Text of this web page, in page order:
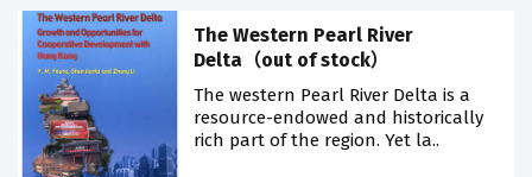
The Western Pearl River
Delta（out of stock）
The western Pearl River Delta is a
resource-endowed and historically
rich part of the region. Yet la..